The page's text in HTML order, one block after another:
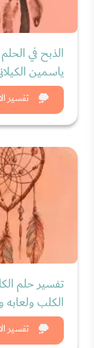
تفسير
الذبح في
ياسمين
شاهد
تفسير
تفسير حلم
الكلب ولعابه
شاهد